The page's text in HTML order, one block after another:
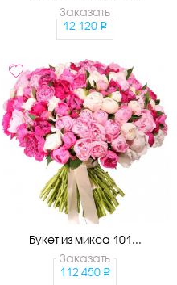
Заказать
12 120
Букет из микса 101...
Заказать
112 450